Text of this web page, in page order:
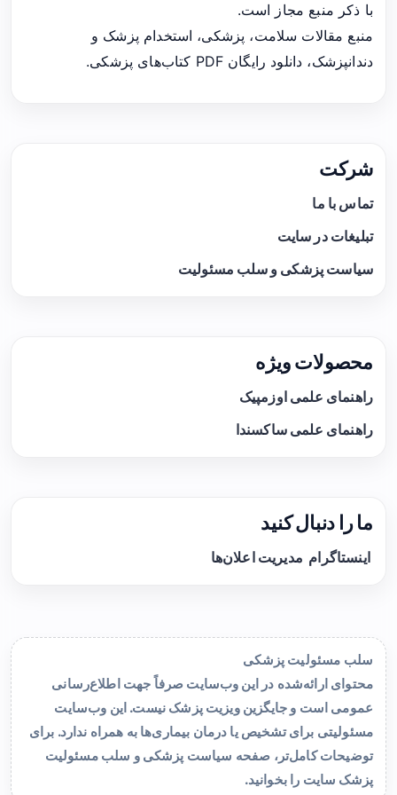
با ذکر منبع مجاز است.
منبع مقالات سلامت، پزشکی، استخدام پزشک و
دندانپزشک، دانلود رایگان PDF کتاب‌های پزشکی.
شرکت
تماس با ما
تبلیغات در سایت
سیاست پزشکی و سلب مسئولیت
محصولات ویژه
راهنمای علمی اوزمپیک
راهنمای علمی ساکسندا
ما را دنبال کنید
اینستاگرام مدیریت اعلان‌ها
سلب مسئولیت پزشکی
محتوای ارائه‌شده در این وب‌سایت صرفاً جهت اطلاع‌رسانی
عمومی است و جایگزین ویزیت پزشک نیست. این وب‌سایت
مسئولیتی برای تشخیص یا درمان بیماری‌ها به همراه ندارد. برای
توضیحات کامل‌تر، صفحه سیاست پزشکی و سلب مسئولیت
پزشک سایت را بخوانید.